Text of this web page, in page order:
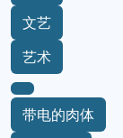
文艺
艺术
带电的肉体